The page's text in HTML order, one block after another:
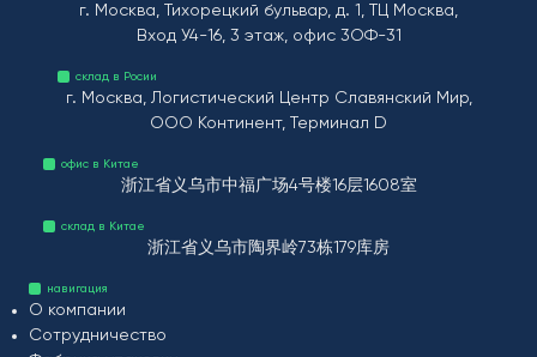
г. Москва, Тихорецкий бульвар, д. 1, ТЦ Москва,
Вход У4-16, 3 этаж, офис 3ОФ-31
склад в Росии
г. Москва, Логистический Центр Славянский Мир,
ООО Континент, Терминал D
офис в Китае
浙江省义乌市中福广场4号楼16层1608室
склад в Китае
浙江省义乌市陶界岭73栋179库房
навигация
О компании
Сотрудничество